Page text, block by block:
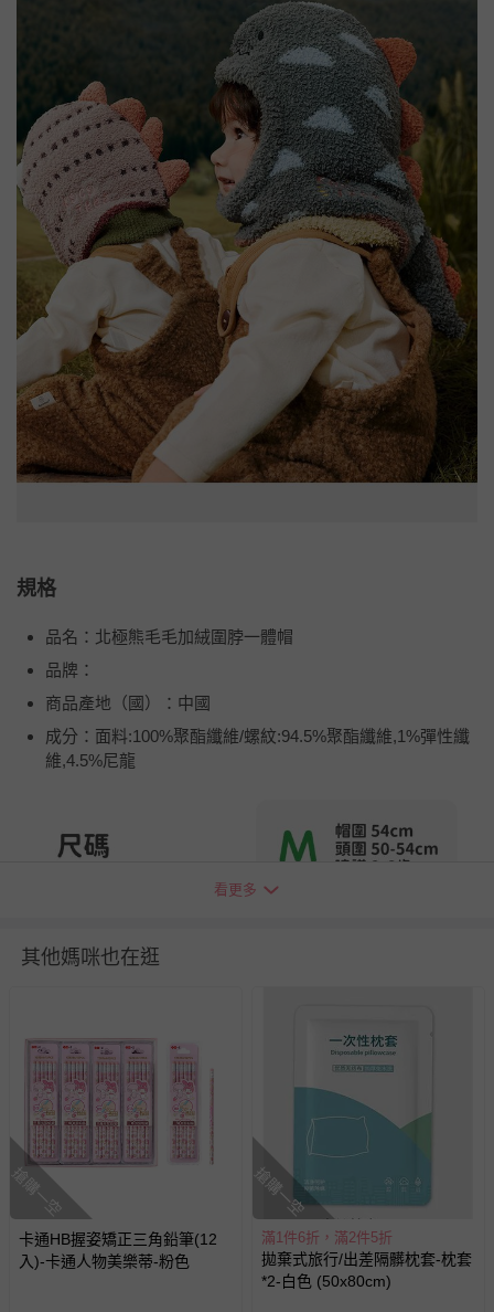
規格
品名：北極熊毛毛加絨圍脖一體帽
品牌：
商品產地（國）：中國
成分：面料:100%聚酯纖維/螺紋:94.5%聚酯纖維,1%彈性纖
維,4.5%尼龍
您所購買的商品享有7天的鑑賞期／猶豫期權益，但此期間
如需退換貨，請於收到商品7天（含例假日內提出），如為
瑕疵退換貨所產生的運費，將由媽咪愛負責處理，若非瑕疵
退貨，您可至『查詢訂單』>『已出貨』中查詢該筆訂單，
並點選『我要退貨』即可進行申請。若有相關退貨問題，請
至媽咪愛LINE@客服ID: @mamilove
與服務，謝謝。
針對滿件折/滿額贈…等活動，如因部份退貨，而該訂單保
留商品未達活動門檻，將以原價計算，活動贈品亦需一併退
看更多
其他媽咪也在逛
搶購一空
卡通HB握姿矯正三角鉛筆(12
入)-卡通人物美樂蒂-粉色
搶購一空
滿1件6折，滿2件5折
拋棄式旅行/出差隔髒枕套-枕套
*2-白色 (50x80cm)